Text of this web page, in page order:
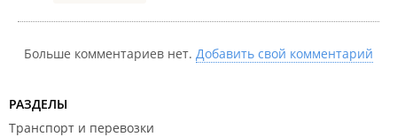
Больше комментариев нет. Добавить свой комментарий
РАЗДЕЛЫ
Транспорт и перевозки